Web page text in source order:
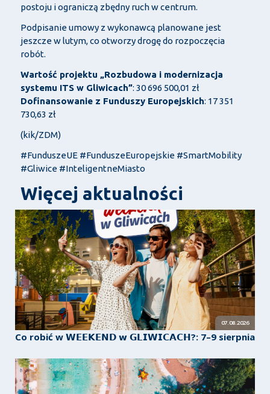
postoju i ograniczą zbędny ruch w centrum.
Podpisanie umowy z wykonawcą planowane jest
jeszcze w lutym, co otworzy drogę do rozpoczęcia
robót.
Wartość projektu „Rozbudowa i modernizacja
systemu ITS w Gliwicach”: 30 696 500,01 zł
Dofinansowanie z Funduszy Europejskich: 17 351
730,63 zł
(kik/ZDM)
#FunduszeUE #FunduszeEuropejskie #SmartMobility
#Gliwice #InteligentneMiasto
Więcej aktualności
07.08.2026
Co robić w 𝗪𝗘𝗘𝗞𝗘𝗡𝗗 𝘄 𝗚𝗟𝗜𝗪𝗜𝗖𝗔𝗖𝗛?: 7–9 sierpnia